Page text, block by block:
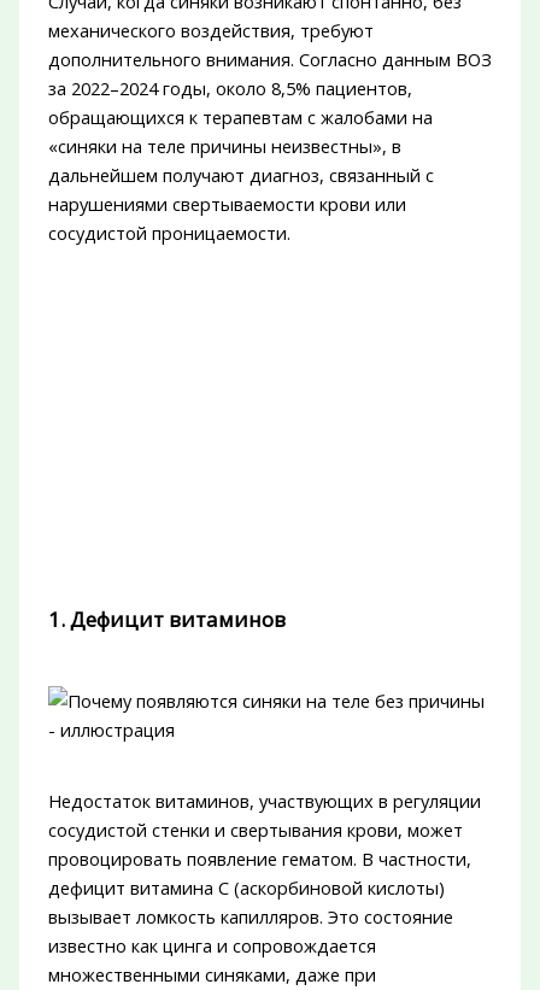
механического воздействия, требуют
дополнительного внимания. Согласно данным ВОЗ
за 2022–2024 годы, около 8,5% пациентов,
обращающихся к терапевтам с жалобами на
«синяки на теле причины неизвестны», в
дальнейшем получают диагноз, связанный с
нарушениями свертываемости крови или
сосудистой проницаемости.
1. Дефицит витаминов
Недостаток витаминов, участвующих в регуляции
сосудистой стенки и свертывания крови, может
провоцировать появление гематом. В частности,
дефицит витамина С (аскорбиновой кислоты)
вызывает ломкость капилляров. Это состояние
известно как цинга и сопровождается
множественными синяками, даже при